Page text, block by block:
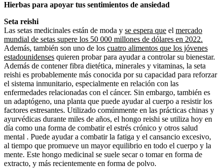
Hierbas para apoyar tus sentimientos de ansiedad
Seta reishi
Las setas medicinales están de moda y se espera que el mercado
mundial de setas supere los 50 000 millones de dólares en 2022.
Además, también son uno de los cuatro alimentos que los jóvenes
estadounidenses quieren probar para ayudar a controlar su bienestar.
Además de contener fibra dietética, minerales y vitaminas, la seta
reishi es probablemente más conocida por su capacidad para reforzar
el sistema inmunitario, especialmente en relación con las
enfermedades relacionadas con el cáncer. Sin embargo, también es
un adaptógeno, una planta que puede ayudar al cuerpo a resistir los
factores estresantes. Utilizado comúnmente en las prácticas chinas y
ayurvédicas durante miles de años, el hongo reishi se utiliza hoy en
día como una forma de combatir el estrés crónico y otros salud
mental . Puede ayudar a combatir la fatiga y el cansancio excesivo,
al tiempo que promueve un mayor equilibrio en todo el cuerpo y la
mente. Este hongo medicinal se suele secar o tomar en forma de
extracto, y más recientemente en forma de polvo.